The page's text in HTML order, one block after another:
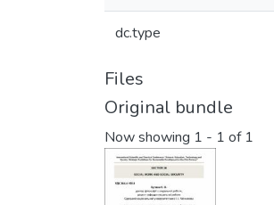
dc.type
Files
Original bundle
Now showing 1 - 1 of 1